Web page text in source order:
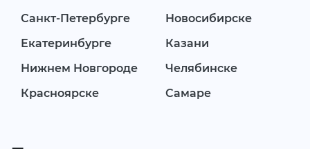
Санкт-Петербурге
Новосибирске
Екатеринбурге
Казани
Нижнем Новгороде
Челябинске
Красноярске
Самаре